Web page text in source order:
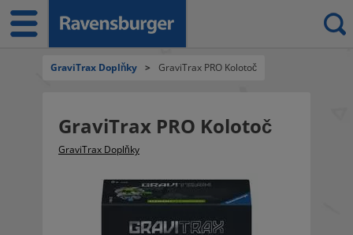
GraviTrax Doplňky > GraviTrax PRO Kolotoč
GraviTrax PRO Kolotoč
GraviTrax Doplňky